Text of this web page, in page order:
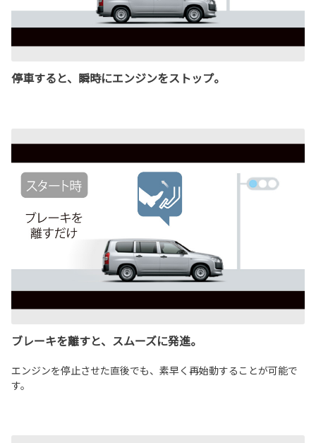
停車すると、瞬時にエンジンをストップ。
ブレーキを離すと、スムーズに発進。
エンジンを停止させた直後でも、素早く再始動することが可能で
す。